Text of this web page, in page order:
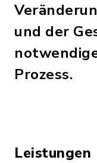
und der
Prozess.
Leistungen